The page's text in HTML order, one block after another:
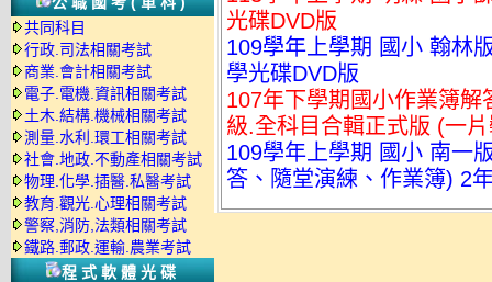
共同科目
行政.司法相關考試
商業.會計相關考試
電子.電機.資訊相關考試
土木.結構.機械相關考試
測量.水利.環工相關考試
社會.地政.不動產相關考試
物理.化學.插醫.私醫考試
教育.觀光.心理相關考試
警察,消防,法類相關考試
鐵路.郵政.運輸.農業考試
程式軟體光碟
光碟DVD版
109學年上學期 國小 翰林
學光碟DVD版
107年下學期國小作業簿
級.全科目合輯正式版 (一
109學年上學期 國小 南一
答、隨堂演練、作業簿) 2